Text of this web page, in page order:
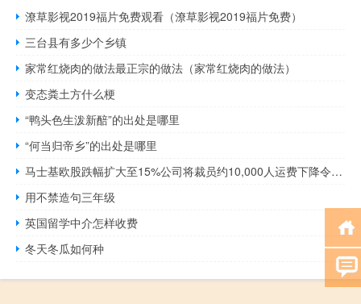
潦草影视2019福片免费观看（潦草影视2019福片免费）
三台县有多少个乡镇
家常红烧肉的做法最正宗的做法（家常红烧肉的做法）
变态粪土方什么梗
“鸭头色生泼新醅”的出处是哪里
“何当归帝乡”的出处是哪里
马士基欧股跌幅扩大至15%公司将裁员约10,000人运费下降令盈利能力承压
用不禁造句三年级
英国留学中介怎样收费
冬天冬瓜如何种